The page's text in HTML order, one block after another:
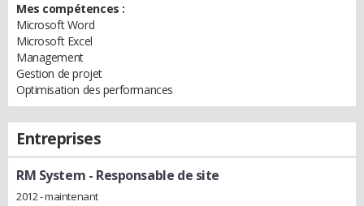
Mes compétences :
Microsoft Word
Microsoft Excel
Management
Gestion de projet
Optimisation des performances
Entreprises
RM System - Responsable de site
2012 - maintenant